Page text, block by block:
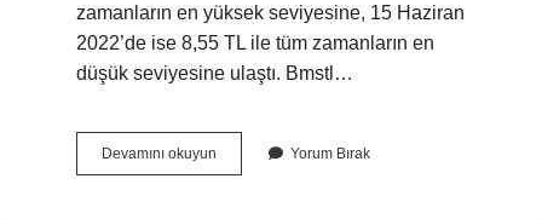
zamanların en yüksek seviyesine, 15 Haziran
2022’de ise 8,55 TL ile tüm zamanların en
düşük seviyesine ulaştı. Bmstl…
Devamını okuyun
Hangi
Yorum Bırak